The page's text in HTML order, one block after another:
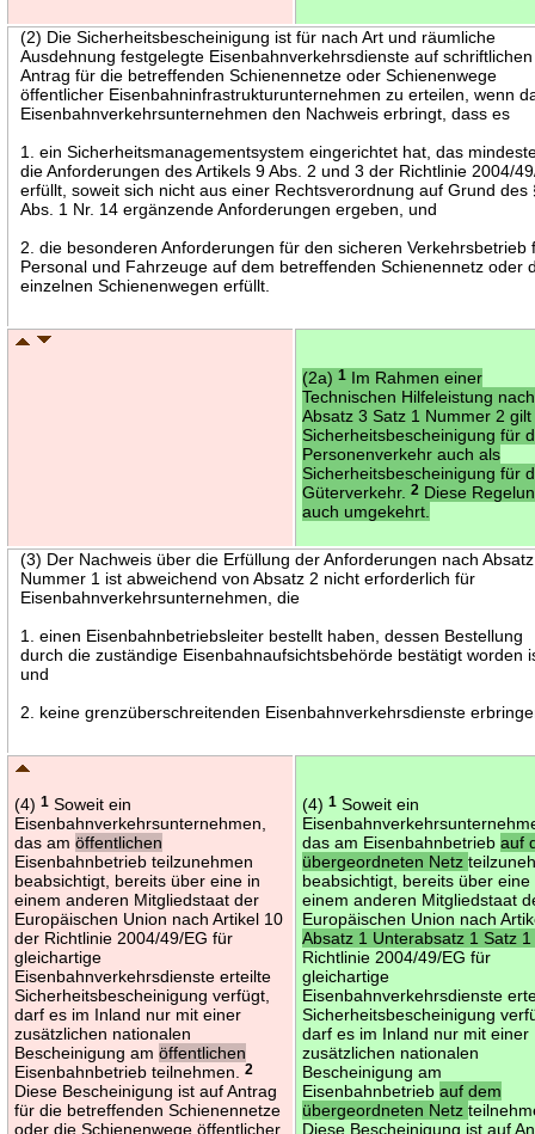
(2) Die Sicherheitsbescheinigung ist für nach Art und räumliche
Ausdehnung festgelegte Eisenbahnverkehrsdienste auf schriftlichen
Antrag für die betreffenden Schienennetze oder Schienenwege
öffentlicher Eisenbahninfrastrukturunternehmen zu erteilen, wenn
Eisenbahnverkehrsunternehmen den Nachweis erbringt, dass es
1. ein Sicherheitsmanagementsystem eingerichtet hat, das
die Anforderungen des Artikels 9 Abs. 2 und 3 der Richtlinie 2004/
erfüllt, soweit sich nicht aus einer Rechtsverordnung auf Grund des
Abs. 1 Nr. 14 ergänzende Anforderungen ergeben, und
2. die besonderen Anforderungen für den sicheren Verkehrsbetrieb
Personal und Fahrzeuge auf dem betreffenden Schienennetz oder
einzelnen Schienenwegen erfüllt.
(2a)1 Im Rahmen einer
Technischen Hilfeleistung
Absatz 3 Satz 1 Nummer 2
Sicherheitsbescheinigung für
Personenverkehr auch als
Sicherheitsbescheinigung für
Güterverkehr.2 Diese
auch umgekehrt.
(3) Der Nachweis über die Erfüllung der Anforderungen nach
Nummer 1 ist abweichend von Absatz 2 nicht erforderlich für
Eisenbahnverkehrsunternehmen, die
1. einen Eisenbahnbetriebsleiter bestellt haben, dessen Bestellung
durch die zuständige Eisenbahnaufsichtsbehörde bestätigt worden
und
2. keine grenzüberschreitenden Eisenbahnverkehrsdienste
(4)1 Soweit ein
Eisenbahnverkehrsunternehmen,
das amöffentlichen
Eisenbahnbetrieb teilzunehmen
beabsichtigt, bereits über eine in
einem anderen Mitgliedstaat der
Europäischen Union nach Artikel 10
der Richtlinie 2004/49/EG für
gleichartige
Eisenbahnverkehrsdienste erteilte
Sicherheitsbescheinigung verfügt,
darf es im Inland nur mit einer
zusätzlichen nationalen
Bescheinigung amöffentlichen
Eisenbahnbetrieb teilnehmen.2
Diese Bescheinigung ist auf Antrag
für die betreffenden Schienennetze
oder die Schienenwege öffentlicher
(4)1 Soweit ein
das am Eisenbahnbetriebauf
übergeordneten Netz
beabsichtigt, bereits über eine
einem anderen Mitgliedstaat
Europäischen Union nach
Absatz 1 Unterabsatz 1 Satz
Richtlinie 2004/49/EG für
gleichartige
Eisenbahnverkehrsdienste
Sicherheitsbescheinigung
darf es im Inland nur mit einer
zusätzlichen nationalen
Bescheinigung am
Eisenbahnbetriebauf dem
übergeordneten Netz
Diese Bescheinigung ist auf